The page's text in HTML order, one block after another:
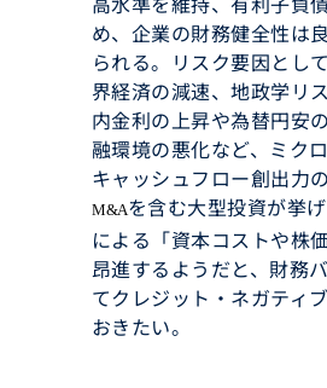
め、企業の財務健全性は
られる。リスク要因とし
界経済の減速、地政学リ
内金利の上昇や為替円安
融環境の悪化など、ミク
キャッシュフロー創出力
M&Aを含む大型投資が挙
による「資本コストや株
昂進するようだと、財務
てクレジット・ネガティ
おきたい。